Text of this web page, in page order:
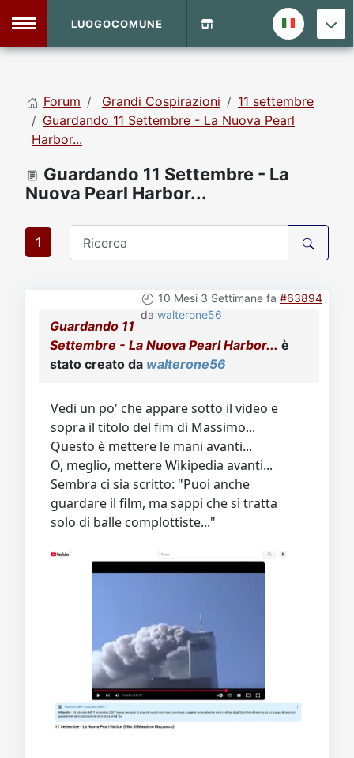
Home
DVD Shop
Sito
Vecchio Sito
LUOGOCOMUNE
Forum Grandi Cospirazioni
11 settembre
Guardando 11 Settembre - La Nuova Pearl
Harbor...
Guardando 11 Settembre - La
Nuova Pearl Harbor...
1
10 Mesi 3 Settimane fa #63894
da walterone56
Guardando 11
Settembre - La Nuova Pearl Harbor... è
stato creato da walterone56
Vedi un po' che appare sotto il video e
sopra il titolo del fim di Massimo...
Questo è mettere le mani avanti...
O, meglio, mettere Wikipedia avanti...
Sembra ci sia scritto: "Puoi anche
guardare il film, ma sappi che si tratta
solo di balle complottiste..."